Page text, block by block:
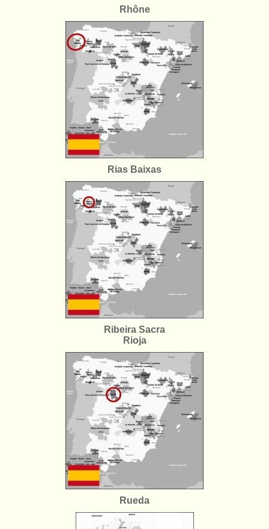
Rhône
Rias Baixas
Ribeira Sacra
Rioja
Rueda